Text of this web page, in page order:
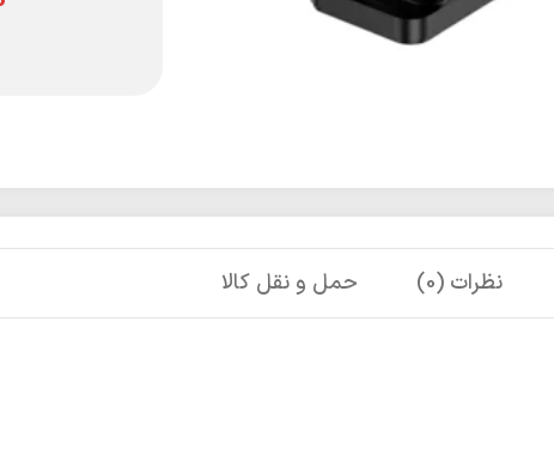
نظرات (0) حمل و نقل کالا